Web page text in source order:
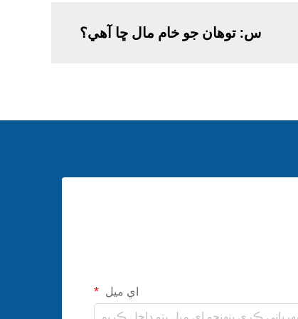
س: توهان جو خام مال ڇا آهي؟
اي ميل